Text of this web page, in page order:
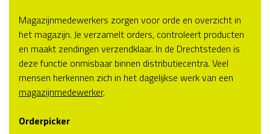
Magazijnmedewerkers zorgen voor orde en overzicht in
het magazijn. Je verzamelt orders, controleert producten
en maakt zendingen verzendklaar. In de Drechtsteden is
deze functie onmisbaar binnen distributiecentra. Veel
mensen herkennen zich in het dagelijkse werk van een
magazijnmedewerker.
Orderpicker